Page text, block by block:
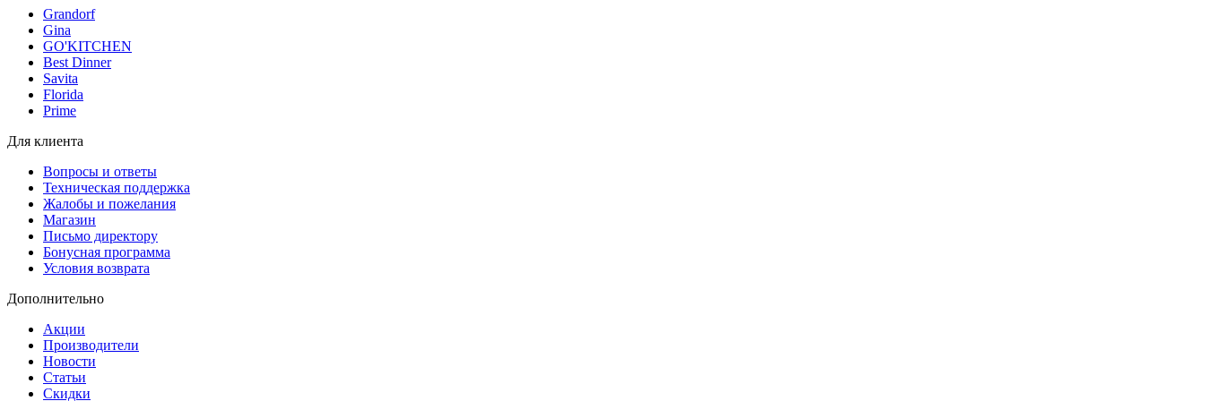
Grandorf
Gina
GO'KITCHEN
Best Dinner
Savita
Florida
Prime
Для клиента
Вопросы и ответы
Техническая поддержка
Жалобы и пожелания
Магазин
Письмо директору
Бонусная программа
Условия возврата
Дополнительно
Акции
Производители
Новости
Статьи
Скидки